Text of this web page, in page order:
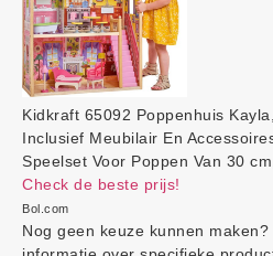
Kidkraft 65092 Poppenhuis
Inclusief Meubilair En
Speelset Voor Poppen Van 30
Check de beste prijs!
Bol.com
Nog geen keuze kunnen